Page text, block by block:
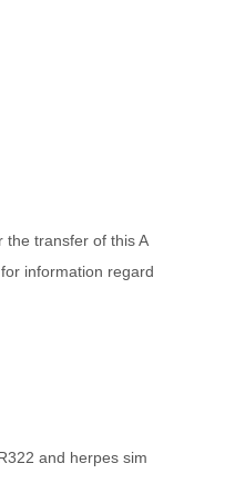
the transfer of this A
information regard
and herpes sim